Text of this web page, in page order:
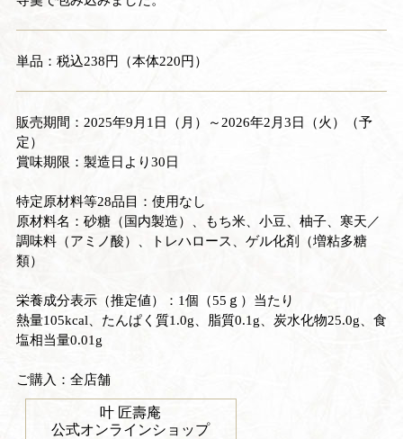
単品：税込238円（本体220円）
販売期間：2025年9月1日（月）～2026年2月3日（火）（予
定）
賞味期限：製造日より30日
特定原材料等28品目：使用なし
原材料名：砂糖（国内製造）、もち米、小豆、柚子、寒天／
調味料（アミノ酸）、トレハロース、ゲル化剤（増粘多糖
類）
栄養成分表示（推定値）：1個（55ｇ）当たり
熱量105kcal、たんぱく質1.0g、脂質0.1g、炭水化物25.0g、食
塩相当量0.01g
ご購入：全店舗
叶 匠壽庵
公式オンラインショップ